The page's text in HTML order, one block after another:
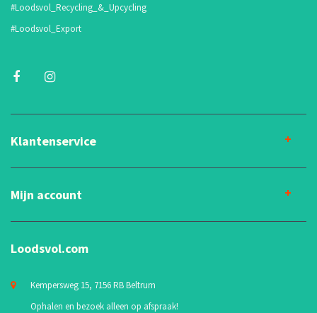
#Loodsvol_Recycling_&_Upcycling
#Loodsvol_Export
Klantenservice
Mijn account
Loodsvol.com
Kempersweg 15, 7156 RB Beltrum
Ophalen en bezoek alleen op afspraak!